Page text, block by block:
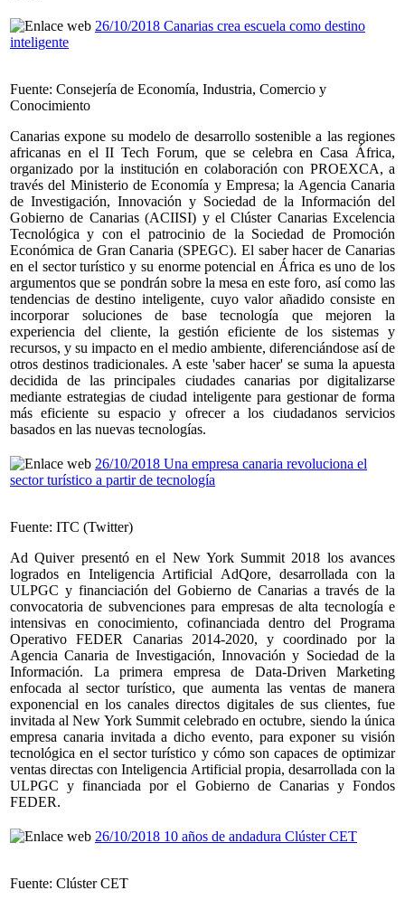
26/10/2018 Canarias crea escuela como destino
inteligente
Fuente: Consejería de Economía, Industria, Comercio y
Conocimiento
Canarias expone su modelo de desarrollo sostenible a las regiones
africanas en el II Tech Forum, que se celebra en Casa África,
organizado por la institución en colaboración con PROEXCA, a
través del Ministerio de Economía y Empresa; la Agencia Canaria
de Investigación, Innovación y Sociedad de la Información del
Gobierno de Canarias (ACIISI) y el Clúster Canarias Excelencia
Tecnológica y con el patrocinio de la Sociedad de Promoción
Económica de Gran Canaria (SPEGC). El saber hacer de Canarias
en el sector turístico y su enorme potencial en África es uno de los
argumentos que se pondrán sobre la mesa en este foro, así como las
tendencias de destino inteligente, cuyo valor añadido consiste en
incorporar soluciones de base tecnología que mejoren la
experiencia del cliente, la gestión eficiente de los sistemas y
recursos, y su impacto en el medio ambiente, diferenciándose así de
otros destinos tradicionales. A este 'saber hacer' se suma la apuesta
decidida de las principales ciudades canarias por digitalizarse
mediante estrategias de ciudad inteligente para gestionar de forma
más eficiente su espacio y ofrecer a los ciudadanos servicios
basados en las nuevas tecnologías.
26/10/2018 Una empresa canaria revoluciona el
sector turístico a partir de tecnología
Fuente: ITC (Twitter)
Ad Quiver presentó en el New York Summit 2018 los avances
logrados en Inteligencia Artificial AdQore, desarrollada con la
ULPGC y financiación del Gobierno de Canarias a través de la
convocatoria de subvenciones para empresas de alta tecnología e
intensivas en conocimiento, cofinanciada dentro del Programa
Operativo FEDER Canarias 2014-2020, y coordinado por la
Agencia Canaria de Investigación, Innovación y Sociedad de la
Información. La primera empresa de Data-Driven Marketing
enfocada al sector turístico, que aumenta las ventas de manera
exponencial en los canales directos digitales de sus clientes, fue
invitada al New York Summit celebrado en octubre, siendo la única
empresa canaria invitada a dicho evento, para exponer su visión
tecnológica en el sector turístico y cómo son capaces de optimizar
ventas directas con Inteligencia Artificial propia, desarrollada con la
ULPGC y financiada por el Gobierno de Canarias y Fondos
FEDER.
26/10/2018 10 años de andadura Clúster CET
Fuente: Clúster CET